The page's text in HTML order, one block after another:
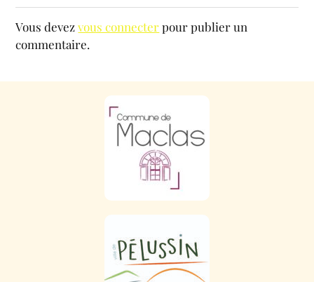
Vous devezvous connecterpour publier un
commentaire.